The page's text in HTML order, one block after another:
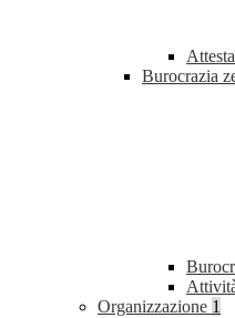
Burocrazia
Organizzazione 1